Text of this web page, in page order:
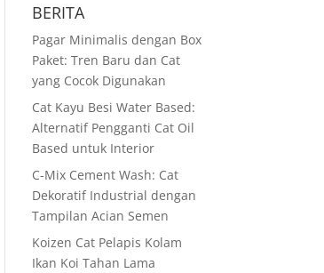
BERITA
Pagar Minimalis dengan Box
Paket: Tren Baru dan Cat
yang Cocok Digunakan
Cat Kayu Besi Water Based:
Alternatif Pengganti Cat Oil
Based untuk Interior
C-Mix Cement Wash: Cat
Dekoratif Industrial dengan
Tampilan Acian Semen
Koizen Cat Pelapis Kolam
Ikan Koi Tahan Lama